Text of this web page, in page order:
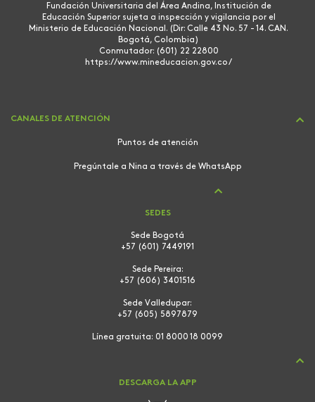
Fundación Universitaria del Área Andina, Institución de
Educación Superior sujeta a inspección y vigilancia por el
Ministerio de Educación Nacional. (Dir: Calle 43 No. 57 - 14. CAN.
Bogotá, Colombia)
Conmutador: (601) 22 22800
https://www.mineducacion.gov.co/
CANALES DE ATENCIÓN
Puntos de atención
Pregúntale a Nina a través de WhatsApp
SEDES
Sede Bogotá
+57 (601) 7449191
Sede Pereira:
+57 (606) 3401516
Sede Valledupar:
+57 (605) 5897879
Línea gratuita: 01 8000 18 0099
DESCARGA LA APP